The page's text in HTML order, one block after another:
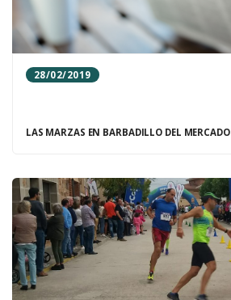
28/02/2019
LAS MARZAS EN BARBADILLO DEL MERCADO